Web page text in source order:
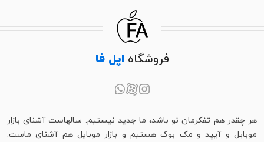
فروشگاه اپل فا
هر چقدر هم تفکرمان نو باشد، ما جدید نیستیم. سالهاست آشنای بازار
موبایل و آیپد و مک بوک هستیم و بازار موبایل هم آشنای ماست.